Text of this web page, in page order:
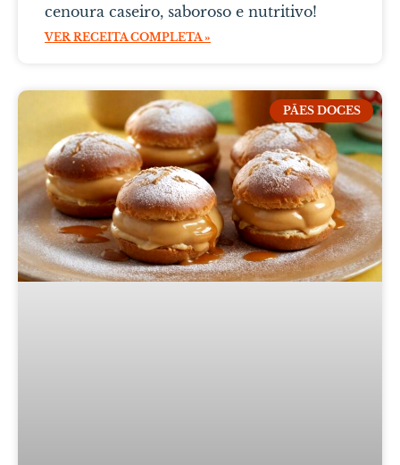
cenoura caseiro, saboroso e nutritivo!
VER RECEITA COMPLETA »
PÃES DOCES